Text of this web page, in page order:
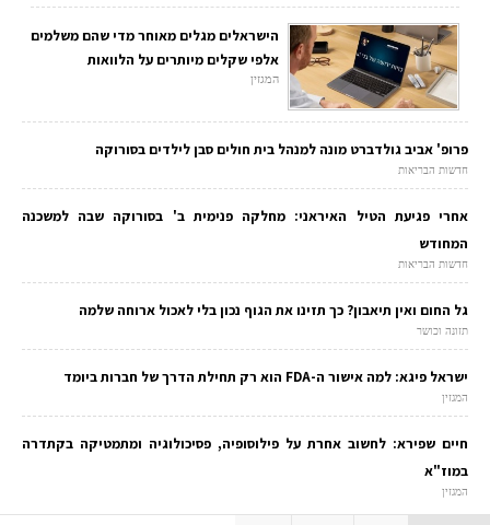
הישראלים מגלים מאוחר מדי שהם משלמים
אלפי שקלים מיותרים על הלוואות
המגזין
פרופ' אביב גולדברט מונה למנהל בית חולים סבן לילדים בסורוקה
חדשות הבריאות
אחרי פגיעת הטיל האיראני: מחלקה פנימית ב' בסורוקה שבה למשכנה
המחודש
חדשות הבריאות
גל החום ואין תיאבון? כך תזינו את הגוף נכון בלי לאכול ארוחה שלמה
תזונה וכושר
ישראל פיגא: למה אישור ה-FDA הוא רק תחילת הדרך של חברות ביומד
המגזין
חיים שפירא: לחשוב אחרת על פילוסופיה, פסיכולוגיה ומתמטיקה בקתדרה
במוז"א
המגזין